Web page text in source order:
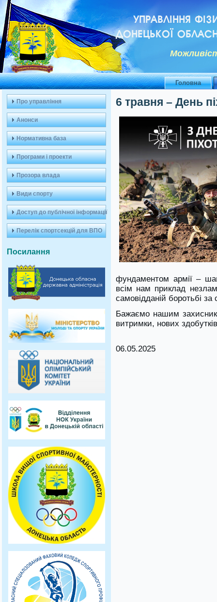
УПРАВЛІННЯ
ДОНЕЦЬКОЇ
Головна
Про управління
Анонси
Нормативна база
Програми і проекти
Прозора влада
Види спорту
Доступ до публічної інформації
Перелік спортсекцій для ВПО
Посилання
6 травня – День
фундаментом армії –
всім нам приклад
самовідданій боротьбі
Бажаємо нашим
витримки, нових
06.05.2025